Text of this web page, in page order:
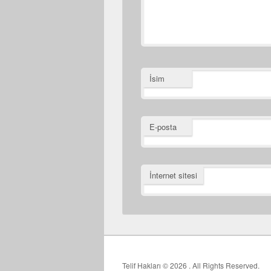
İsim
E-posta
İnternet sitesi
Telif Hakları © 2026 . All Rights Reserved.